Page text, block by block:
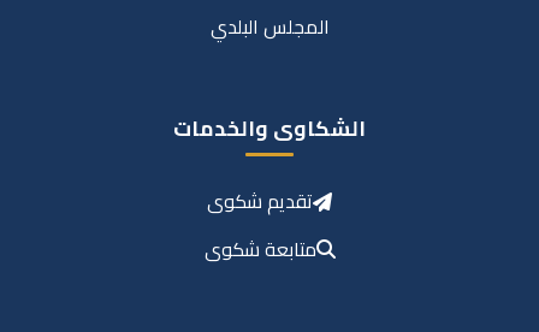
المجلس البلدي
الشكاوى والخدمات
تقديم شكوى
متابعة شكوى